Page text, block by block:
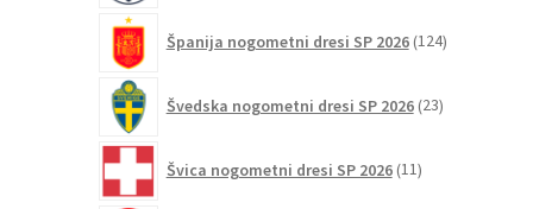
Španija nogometni dresi SP 2026 124izdelkov
Švedska nogometni dresi SP 2026 23izdelkov
Švica nogometni dresi SP 2026 11izdelkov